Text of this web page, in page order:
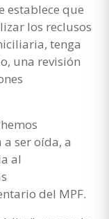
establece que
los reclusos
tenga
una revisión
ser oída, a
al
del MPF.